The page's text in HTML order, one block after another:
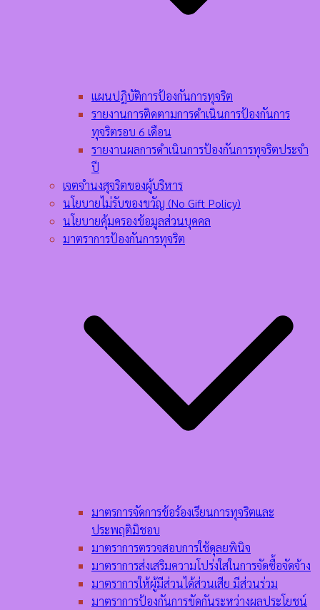
แผนปฎิบัติการป้องกันการทุจริต
รายงานการติดตามการดำเนินการป้องกันการ
ทุจริตรอบ 6 เดือน
รายงานผลการดำเนินการป้องกันการทุจริตประจำ
ปี
เจตจำนงสุจริตของผู้บริหาร
นโยบายไม่รับของขวัญ (No Gift Policy)
นโยบายคุ้มครองข้อมูลส่วนบุคคล
มาตราการป้องกันการทุจริต
มาตรการจัดการข้อร้องเรียนการทุจริตและ
ประพฤติมิชอบ
มาตราการตรวจสอบการใช้ดุลยพินิจ
มาตราการส่งเสริมความโปร่งใสในการจัดซื้อจัดจ้าง
มาตราการให้ผู้มีส่วนได้ส่วนเสีย มีส่วนร่วม
มาตราการป้องกันการขัดกันระหว่างผลประโยชน์